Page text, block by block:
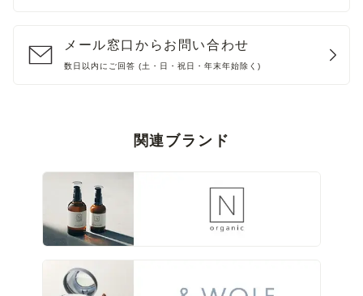
メール窓口からお問い合わせ
数日以内にご回答 (土・日・祝日・年末年始除く)
関連ブランド